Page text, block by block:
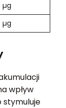
µg
µg
wpływ
stymuluje